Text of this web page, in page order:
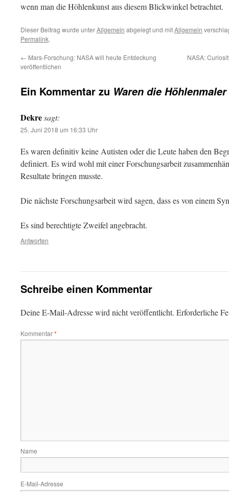
wenn man die Höhlenkunst aus diesem Blickwinkel betrachtet.
Dieser Beitrag wurde unterAllgemein abgelegt und mitAllgemein
Permalink.
← Mars-Forschung: NASA will heute Entdeckung
veröffentlichen
NASA:
Ein Kommentar zu Waren die
Dekresagt:
25. Juni 2018 um 16:33 Uhr
Es waren definitiv keine Autisten oder die Leute haben den
definiert. Es wird wohl mit einer Forschungsarbeit
Resultate bringen musste.
Die nächste Forschungsarbeit wird sagen, dass es von einem
Es sind berechtigte Zweifel angebracht.
Antworten
Schreibe einen Kommentar
Deine E-Mail-Adresse wird nicht veröffentlicht. Erforderliche
Kommentar*
Name
E-Mail-Adresse